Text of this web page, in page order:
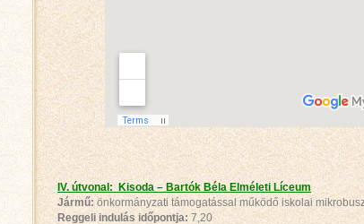
IV. útvonal: Kisoda – Bartók Béla Elméleti Líceum
Jármű:önkormányzati támogatással működő iskolai
Reggeli indulás időpontja: 7,20